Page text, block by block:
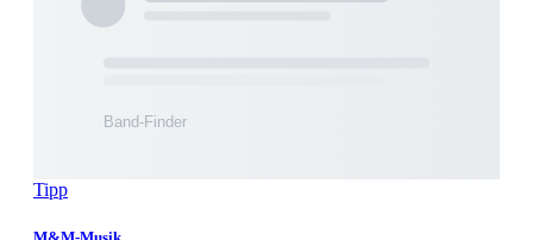
Tipp